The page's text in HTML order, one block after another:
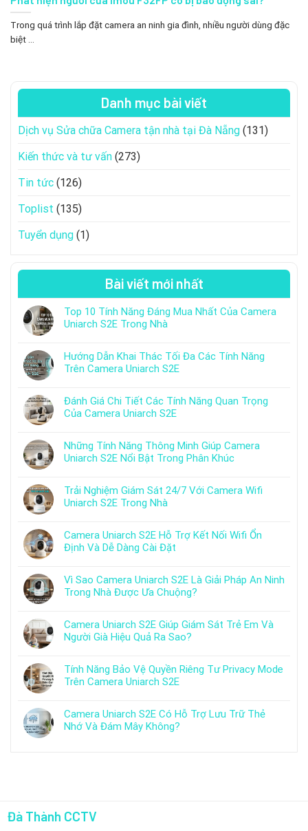
Danh mục bài viết
Dịch vụ Sửa chữa Camera tận nhà tại Đà Nẵng (131)
Kiến thức và tư vấn (273)
Tin tức (126)
Toplist (135)
Tuyển dụng (1)
Bài viết mới nhất
Top 10 Tính Năng Đáng Mua Nhất Của Camera
Uniarch S2E Trong Nhà
Hướng Dẫn Khai Thác Tối Đa Các Tính Năng
Trên Camera Uniarch S2E
Đánh Giá Chi Tiết Các Tính Năng Quan Trọng
Của Camera Uniarch S2E
Những Tính Năng Thông Minh Giúp Camera
Uniarch S2E Nổi Bật Trong Phân Khúc
Trải Nghiệm Giám Sát 24/7 Với Camera Wifi
Uniarch S2E Trong Nhà
Camera Uniarch S2E Hỗ Trợ Kết Nối Wifi Ổn
Định Và Dễ Dàng Cài Đặt
Vì Sao Camera Uniarch S2E Là Giải Pháp An Ninh
Trong Nhà Được Ưa Chuộng?
Camera Uniarch S2E Giúp Giám Sát Trẻ Em Và
Người Già Hiệu Quả Ra Sao?
Tính Năng Bảo Vệ Quyền Riêng Tư Privacy Mode
Trên Camera Uniarch S2E
Camera Uniarch S2E Có Hỗ Trợ Lưu Trữ Thẻ
Nhớ Và Đám Mây Không?
Trong quá trình lắp đặt camera an ninh gia đình, nhiều người dùng đặc
biệt ...
Đà Thành CCTV